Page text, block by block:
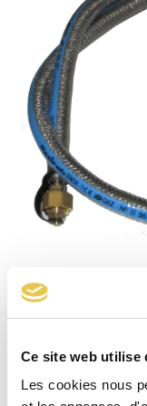
Ce site web utilise
Les cookies nous
Flexirob GR